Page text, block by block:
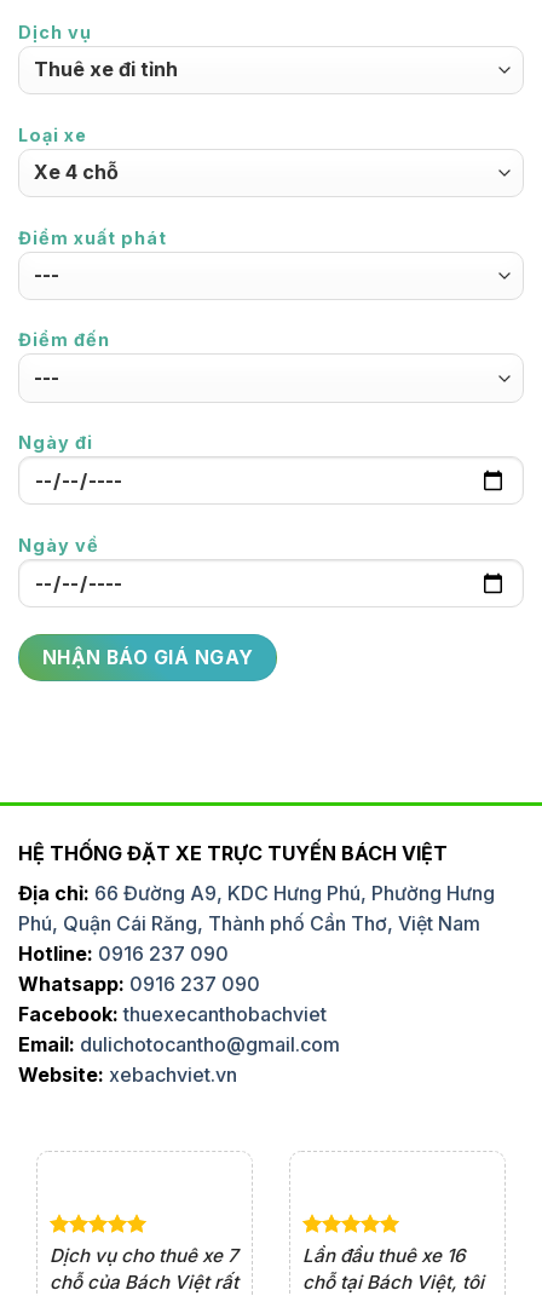
Dịch vụ
Loại xe
Điểm xuất phát
Điểm đến
Ngày đi
Ngày về
HỆ THỐNG ĐẶT XE TRỰC TUYẾN BÁCH VIỆT
Địa chỉ: 66 Đường A9, KDC Hưng Phú, Phường Hưng
Phú, Quận Cái Răng, Thành phố Cần Thơ, Việt Nam
Hotline: 0916 237 090
Whatsapp: 0916 237 090
Facebook: thuexecanthobachviet
Email: dulichotocantho@gmail.com
Website: xebachviet.vn
Dịch vụ cho thuê xe 7
chỗ của Bách Việt rất
Lần đầu thuê xe 16
chỗ tại Bách Việt, tôi